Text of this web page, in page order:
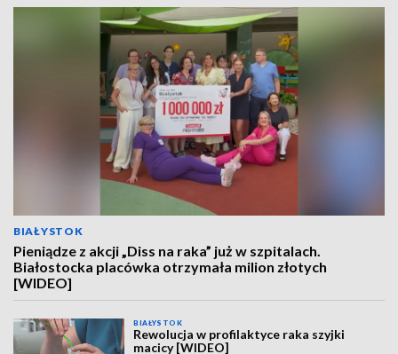
BIAŁYSTOK
Pieniądze z akcji „Diss na raka” już w szpitalach.
Białostocka placówka otrzymała milion złotych
[WIDEO]
BIAŁYSTOK
Rewolucja w profilaktyce raka szyjki
macicy [WIDEO]